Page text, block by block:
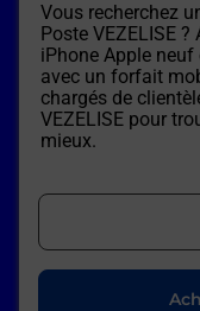
Vous recherchez
Poste VEZELISE ?
iPhone Apple
avec un forfait
chargés de
VEZELISE pour
mieux.